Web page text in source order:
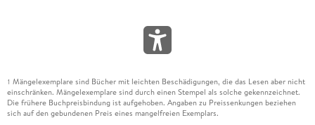
1 Mängelexemplare sind Bücher mit leichten Beschädigungen, die das Lesen aber nicht
einschränken. Mängelexemplare sind durch einen Stempel als solche gekennzeichnet.
Die frühere Buchpreisbindung ist aufgehoben. Angaben zu Preissenkungen beziehen
sich auf den gebundenen Preis eines mangelfreien Exemplars.